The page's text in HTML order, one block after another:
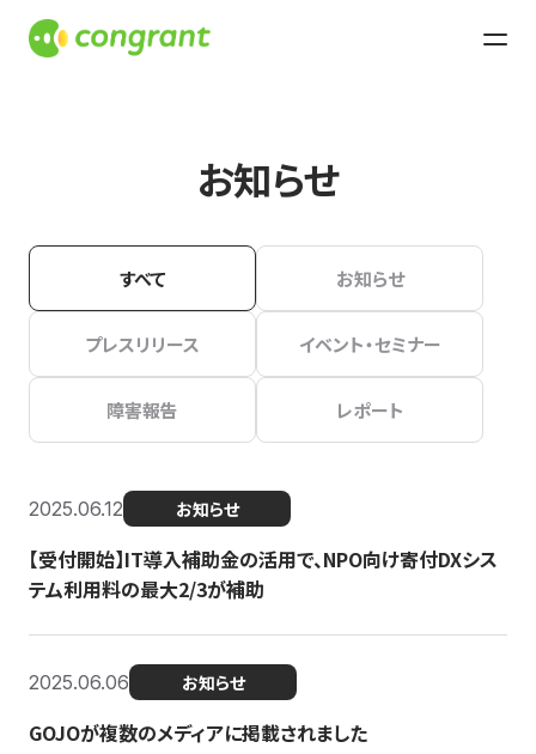
お知らせ
すべて お知らせ
プレスリリース イベント・セミナー
障害報告 レポート
2025.06.12 お知らせ
【受付開始】IT導入補助金の活用で、NPO向け寄付DXシス
テム利用料の最大2/3が補助
2025.06.06 お知らせ
GOJOが複数のメディアに掲載されました